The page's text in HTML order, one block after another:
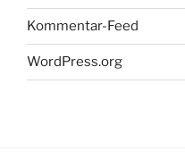
Kommentar-Feed
WordPress.org